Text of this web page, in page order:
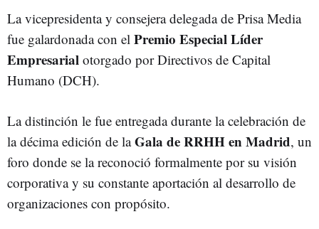
La vicepresidenta y consejera delegada de Prisa Media
fue galardonada con el Premio Especial Líder
Empresarial otorgado por Directivos de Capital
Humano (DCH).
La distinción le fue entregada durante la celebración de
la décima edición de laGala de RRHH en Madrid, un
foro donde se la reconoció formalmente por su visión
corporativa y su constante aportación al desarrollo de
organizaciones con propósito.